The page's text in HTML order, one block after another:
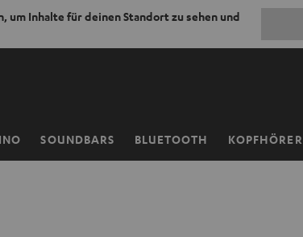
um Inhalte für deinen Standort zu sehen und
SOUNDBARS BLUETOOTH KOPFHÖRER